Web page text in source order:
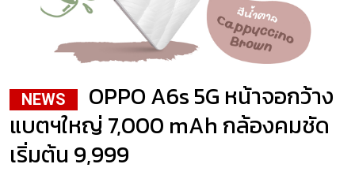
NEWS
OPPO A6s 5G หน้าจอกว้าง
แบตฯใหญ่ 7,000 mAh กล้องคมชัด
เริ่มต้น 9,999